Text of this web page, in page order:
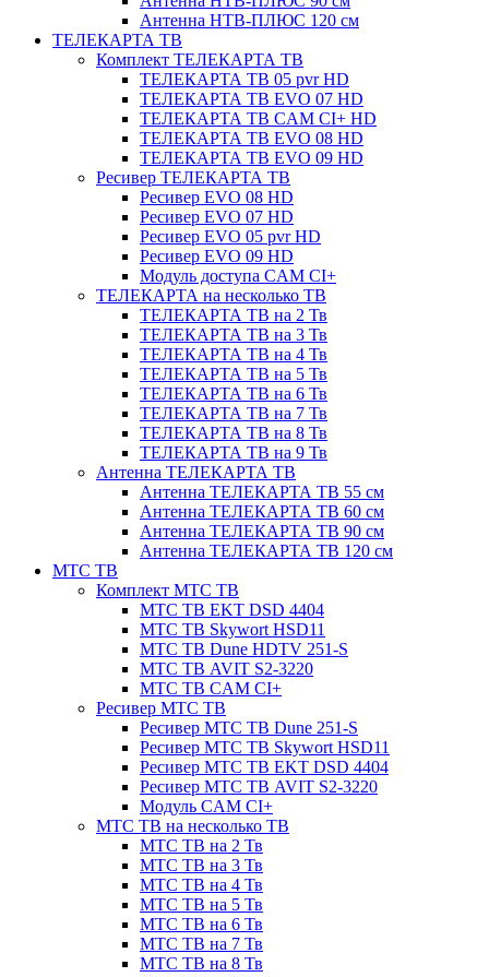
Антенна НТВ-ПЛЮС 120 см
ТЕЛЕКАРТА ТВ
Комплект ТЕЛЕКАРТА ТВ
ТЕЛЕКАРТА ТВ 05 pvr HD
ТЕЛЕКАРТА ТВ EVO 07 HD
ТЕЛЕКАРТА ТВ CAM CI+ HD
ТЕЛЕКАРТА ТВ EVO 08 HD
ТЕЛЕКАРТА ТВ EVO 09 HD
Ресивер ТЕЛЕКАРТА ТВ
Ресивер EVO 08 HD
Ресивер EVO 07 HD
Ресивер EVO 05 pvr HD
Ресивер EVO 09 HD
Модуль доступа CAM CI+
ТЕЛЕКАРТА на несколько ТВ
ТЕЛЕКАРТА ТВ на 2 Тв
ТЕЛЕКАРТА ТВ на 3 Тв
ТЕЛЕКАРТА ТВ на 4 Тв
ТЕЛЕКАРТА ТВ на 5 Тв
ТЕЛЕКАРТА ТВ на 6 Тв
ТЕЛЕКАРТА ТВ на 7 Тв
ТЕЛЕКАРТА ТВ на 8 Тв
ТЕЛЕКАРТА ТВ на 9 Тв
Антенна ТЕЛЕКАРТА ТВ
Антенна ТЕЛЕКАРТА ТВ 55 см
Антенна ТЕЛЕКАРТА ТВ 60 см
Антенна ТЕЛЕКАРТА ТВ 90 см
Антенна ТЕЛЕКАРТА ТВ 120 см
МТС ТВ
Комплект МТС ТВ
МТС ТВ EKT DSD 4404
МТС ТВ Skywort HSD11
МТС ТВ Dune HDTV 251-S
МТС ТВ AVIT S2-3220
МТС ТВ CAM CI+
Ресивер МТС ТВ
Ресивер МТС ТВ Dune 251-S
Ресивер МТС ТВ Skywort HSD11
Ресивер МТС ТВ EKT DSD 4404
Ресивер МТС ТВ AVIT S2-3220
Модуль CAM CI+
МТС ТВ на несколько ТВ
МТС ТВ на 2 Тв
МТС ТВ на 3 Тв
МТС ТВ на 4 Тв
МТС ТВ на 5 Тв
МТС ТВ на 6 Тв
МТС ТВ на 7 Тв
МТС ТВ на 8 Тв